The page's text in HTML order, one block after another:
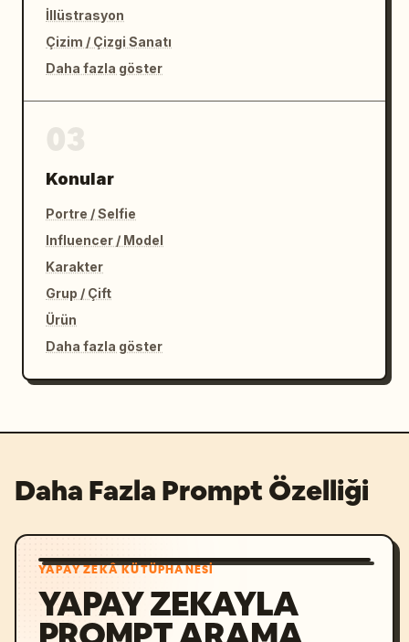
İllüstrasyon
Çizim / Çizgi Sanatı
Daha fazla göster
Konular
Portre / Selfie
Influencer / Model
Karakter
Grup / Çift
Ürün
Daha fazla göster
Daha Fazla Prompt Özelliği
YAPAY ZEKÂ KÜTÜPHANESI
YAPAY ZEKAYLA